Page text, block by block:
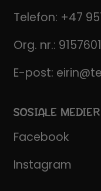
Telefon: +47
Org. nr.:
E-post:
SOSIALE MEDIER
Facebook
Instagram